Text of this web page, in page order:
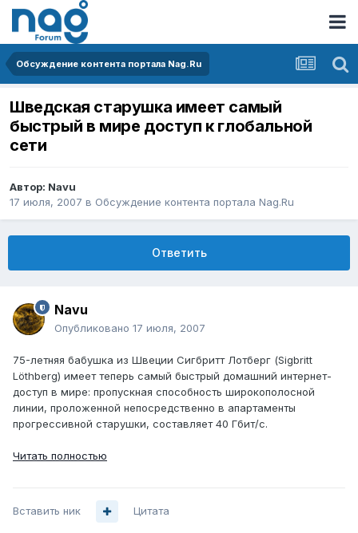
Обсуждение контента портала Nag.Ru
Шведская старушка имеет самый
быстрый в мире доступ к глобальной
сети
Автор: Navu
17 июля, 2007 в Обсуждение контента портала Nag.Ru
Ответить
Navu
Опубликовано 17 июля, 2007
75-летняя бабушка из Швеции Сигбритт Лотберг (Sigbritt
Löthberg) имеет теперь самый быстрый домашний интернет-
доступ в мире: пропускная способность широкополосной
линии, проложенной непосредственно в апартаменты
прогрессивной старушки, составляет 40 Гбит/с.
Читать полностью
Вставить ник Цитата